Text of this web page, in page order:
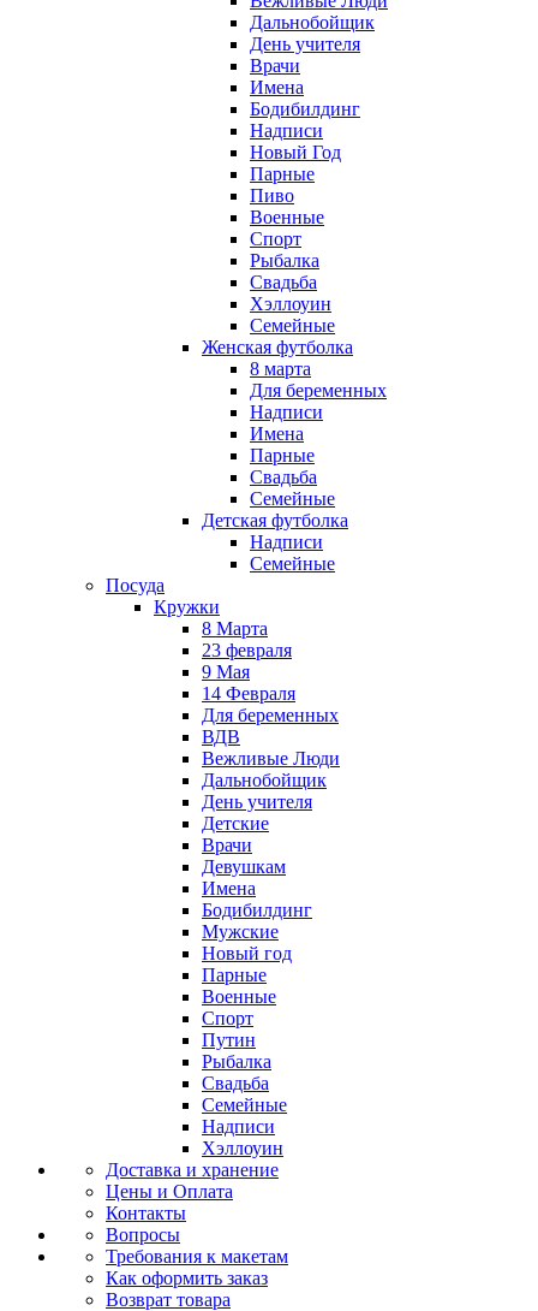
Дальнобойщик
День учителя
Врачи
Имена
Бодибилдинг
Надписи
Новый Год
Парные
Пиво
Военные
Спорт
Рыбалка
Свадьба
Хэллоуин
Семейные
Женская футболка
8 марта
Для беременных
Надписи
Имена
Парные
Свадьба
Семейные
Детская футболка
Надписи
Семейные
Посуда
Кружки
8 Марта
23 февраля
9 Мая
14 Февраля
Для беременных
ВДВ
Вежливые Люди
Дальнобойщик
День учителя
Детские
Врачи
Девушкам
Имена
Бодибилдинг
Мужские
Новый год
Парные
Военные
Спорт
Путин
Рыбалка
Свадьба
Семейные
Надписи
Хэллоуин
Доставка и хранение
Цены и Оплата
Контакты
Вопросы
Требования к макетам
Как оформить заказ
Возврат товара